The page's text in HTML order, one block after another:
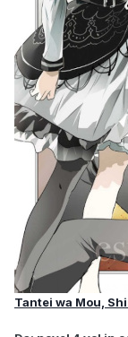
Tantei wa Mou,